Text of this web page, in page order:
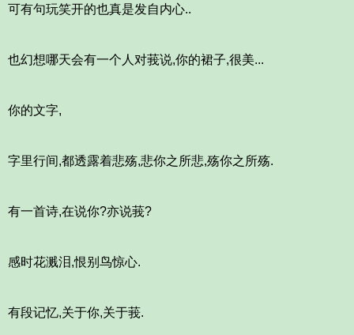
可有句玩笑开的也真是发自内心..
也幻想哪天会有一个人对莪说,你的裙子,很美...
你的文字,
字里行间,都透露着悲殇,悲你之所悲,殇你之所殇.
有一首诗,在说你?亦说莪?
感时花溅泪,恨别鸟惊心.
有段记忆,关于你,关于莪.